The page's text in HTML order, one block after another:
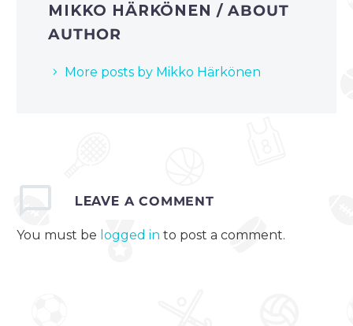
MIKKO HÄRKÖNEN/ ABOUT
AUTHOR
More posts by Mikko Härkönen
LEAVE A COMMENT
You must be logged in to post a comment.